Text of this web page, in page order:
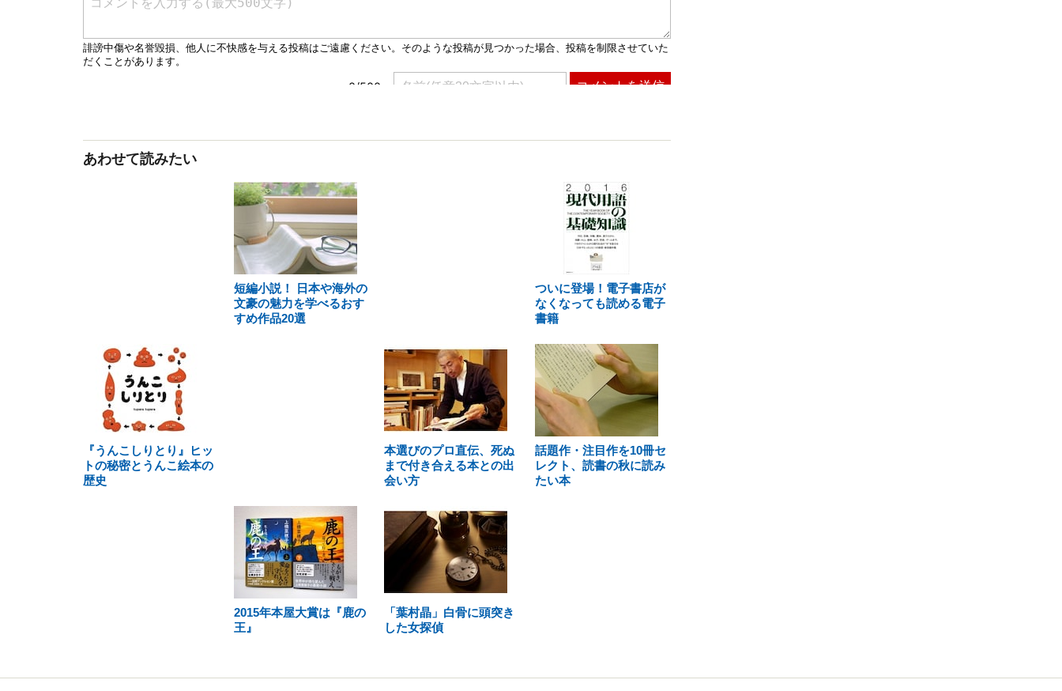
あわせて読みたい
短編小説！ 日本や海外の
文豪の魅力を学べるおす
すめ作品20選
ついに登場！電子書店が
なくなっても読める電子
書籍
『うんこしりとり』ヒッ
トの秘密とうんこ絵本の
歴史
本選びのプロ直伝、死ぬ
まで付き合える本との出
会い方
話題作・注目作を10冊セ
レクト、読書の秋に読み
たい本
2015年本屋大賞は『鹿の
王』
「葉村晶」白骨に頭突き
した女探偵